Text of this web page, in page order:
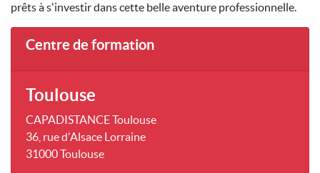
prêts à s'investir dans cette belle aventure professionnelle.
Centre de formation
Toulouse
CAPADISTANCE Toulouse
36, rue d'Alsace Lorraine
31000 Toulouse